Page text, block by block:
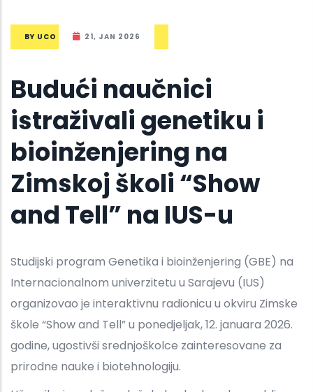
BY UCO 21, JAN 2026
Budući naučnici
istraživali genetiku i
bioinženjering na
Zimskoj školi “Show
and Tell” na IUS-u
Studijski program Genetika i bioinženjering (GBE) na
Internacionalnom univerzitetu u Sarajevu (IUS)
organizovao je interaktivnu radionicu u okviru Zimske
škole “Show and Tell” u ponedjeljak, 12. januara 2026.
godine, ugostivši srednjoškolce zainteresovane za
prirodne nauke i biotehnologiju.